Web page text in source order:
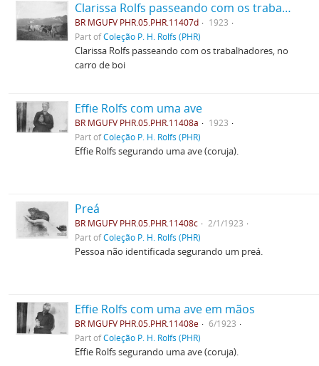
Clarissa Rolfs passeando com os trabalhadores, no carro de boi
BR MGUFV PHR.05.PHR.11407d
1923
Part ofColeção P. H. Rolfs (PHR)
Clarissa Rolfs passeando com os trabalhadores, no
carro de boi
Effie Rolfs com uma ave
BR MGUFV PHR.05.PHR.11408a
1923
Part ofColeção P. H. Rolfs (PHR)
Effie Rolfs segurando uma ave (coruja).
Preá
BR MGUFV PHR.05.PHR.11408c
2/1/1923
Part ofColeção P. H. Rolfs (PHR)
Pessoa não identificada segurando um preá.
Effie Rolfs com uma ave em mãos
BR MGUFV PHR.05.PHR.11408e
6/1923
Part ofColeção P. H. Rolfs (PHR)
Effie Rolfs segurando uma ave (coruja).